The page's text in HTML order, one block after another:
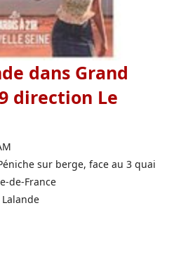
dans Grand
direction Le
sur berge, face au 3 quai
de-France